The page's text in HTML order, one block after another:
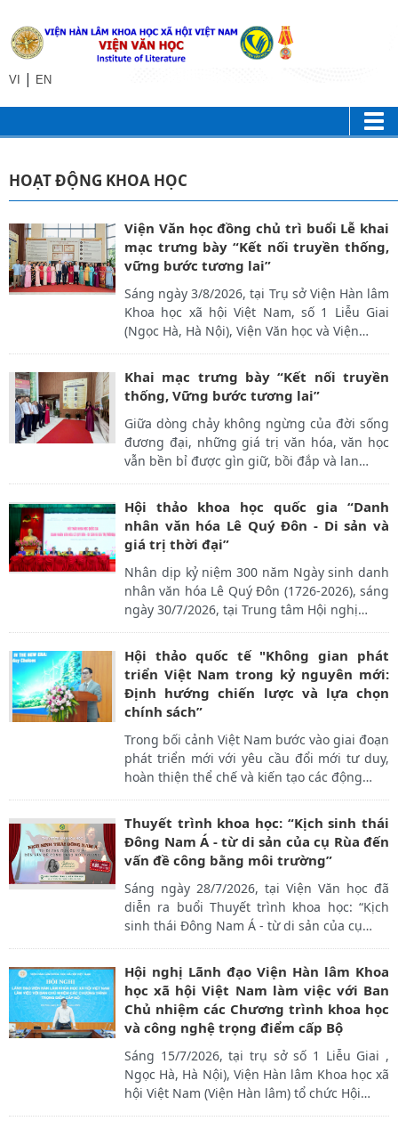
VI | EN
HOẠT ĐỘNG KHOA HỌC
Viện Văn học đồng chủ trì buổi Lễ khai
mạc trưng bày “Kết nối truyền thống,
vững bước tương lai”
Sáng ngày 3/8/2026, tại Trụ sở Viện Hàn lâm
Khoa học xã hội Việt Nam, số 1 Liễu Giai
(Ngọc Hà, Hà Nội), Viện Văn học và Viện…
Khai mạc trưng bày “Kết nối truyền
thống, Vững bước tương lai”
Giữa dòng chảy không ngừng của đời sống
đương đại, những giá trị văn hóa, văn học
vẫn bền bỉ được gìn giữ, bồi đắp và lan…
Hội thảo khoa học quốc gia “Danh
nhân văn hóa Lê Quý Đôn - Di sản và
giá trị thời đại”
Nhân dịp kỷ niệm 300 năm Ngày sinh danh
nhân văn hóa Lê Quý Đôn (1726-2026), sáng
ngày 30/7/2026, tại Trung tâm Hội nghị…
Hội thảo quốc tế "Không gian phát
triển Việt Nam trong kỷ nguyên mới:
Định hướng chiến lược và lựa chọn
chính sách”
Trong bối cảnh Việt Nam bước vào giai đoạn
phát triển mới với yêu cầu đổi mới tư duy,
hoàn thiện thể chế và kiến tạo các động…
Thuyết trình khoa học: “Kịch sinh thái
Đông Nam Á - từ di sản của cụ Rùa đến
vấn đề công bằng môi trường”
Sáng ngày 28/7/2026, tại Viện Văn học đã
diễn ra buổi Thuyết trình khoa học: “Kịch
sinh thái Đông Nam Á - từ di sản của cụ…
Hội nghị Lãnh đạo Viện Hàn lâm Khoa
học xã hội Việt Nam làm việc với Ban
Chủ nhiệm các Chương trình khoa học
và công nghệ trọng điểm cấp Bộ
Sáng 15/7/2026, tại trụ sở số 1 Liễu Giai ,
Ngọc Hà, Hà Nội), Viện Hàn lâm Khoa học xã
hội Việt Nam (Viện Hàn lâm) tổ chức Hội…